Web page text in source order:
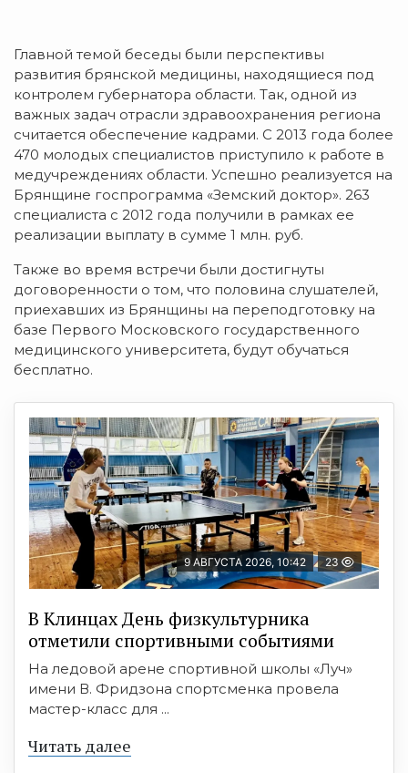
Главной темой беседы были перспективы
развития брянской медицины, находящиеся под
контролем губернатора области. Так, одной из
важных задач отрасли здравоохранения региона
считается обеспечение кадрами. С 2013 года более
470 молодых специалистов приступило к работе в
медучреждениях области. Успешно реализуется на
Брянщине госпрограмма «Земский доктор». 263
специалиста с 2012 года получили в рамках ее
реализации выплату в сумме 1 млн. руб.
Также во время встречи были достигнуты
договоренности о том, что половина слушателей,
приехавших из Брянщины на переподготовку на
базе Первого Московского государственного
медицинского университета, будут обучаться
бесплатно.
9 АВГУСТА 2026, 10:42 23
В Клинцах День физкультурника
отметили спортивными событиями
На ледовой арене спортивной школы «Луч»
имени В. Фридзона спортсменка провела
мастер-класс для ...
Читать далее